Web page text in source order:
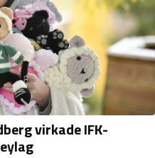
virkade IFK-